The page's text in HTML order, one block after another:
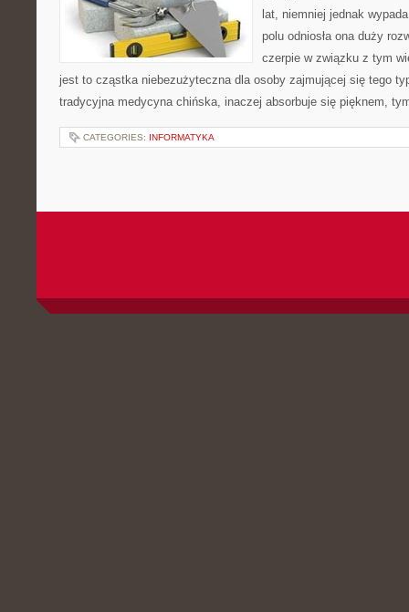
lat, niemniej jednak
polu odniosła ona duży
czerpie w związku z tym
jest to cząstka niebezużyteczna dla osoby zajmującej się tego
tradycyjna medycyna chińska, inaczej absorbuje się pięknem,
CATEGORIES: INFORMATYKA